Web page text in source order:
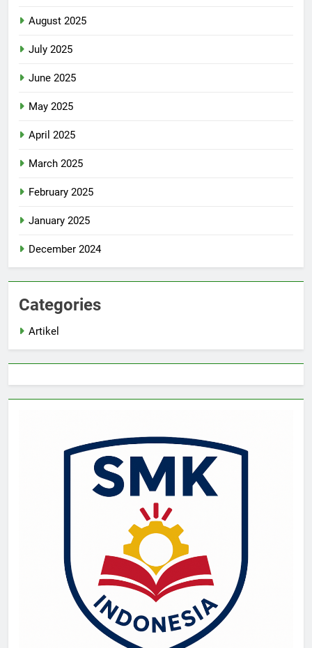
August 2025
July 2025
June 2025
May 2025
April 2025
March 2025
February 2025
January 2025
December 2024
Categories
Artikel